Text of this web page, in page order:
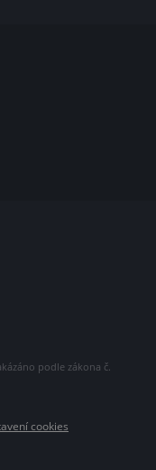
podle zákona č.
cookies